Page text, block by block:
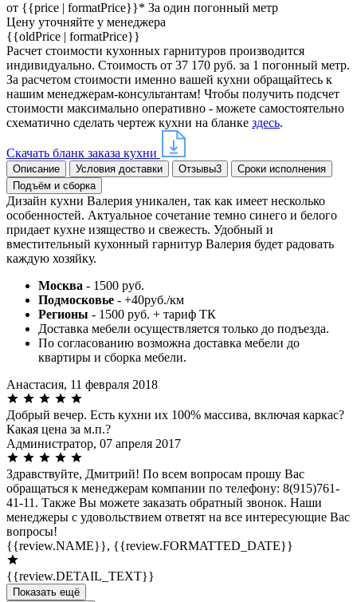
от {{price | formatPrice}}* За один погонный метр
Цену уточняйте у менеджера
{{oldPrice | formatPrice}}
Расчет стоимости кухонных гарнитуров производится
индивидуально. Стоимость от 37 170 руб. за 1 погонный метр.
За расчетом стоимости именно вашей кухни обращайтесь к
нашим менеджерам-консультантам! Чтобы получить подсчет
стоимости максимально оперативно - можете самостоятельно
схематично сделать чертеж кухни на бланке здесь.
Скачать бланк заказа кухни
Описание Условия доставки Отзывы3
Сроки исполнения
Подъём и сборка
Дизайн кухни Валерия уникален, так как имеет несколько
особенностей. Актуальное сочетание темно синего и белого
придает кухне изящество и свежесть. Удобный и
вместительный кухонный гарнитур Валерия будет радовать
каждую хозяйку.
Москва - 1500 руб.
Подмосковье - +40руб./км
Регионы - 1500 руб. + тариф ТК
Доставка мебели осуществляется только до подъезда.
По согласованию возможна доставка мебели до
квартиры и сборка мебели.
Анастасия, 11 февраля 2018
Добрый вечер. Есть кухни их 100% массива, включая каркас?
Какая цена за м.п.?
Администратор, 07 апреля 2017
Здравствуйте, Дмитрий! По всем вопросам прошу Вас
обращаться к менеджерам компании по телефону: 8(915)761-
41-11. Также Вы можете заказать обратный звонок. Наши
менеджеры с удовольствием ответят на все интересующие Вас
вопросы!
{{review.NAME}}, {{review.FORMATTED_DATE}}
{{review.DETAIL_TEXT}}
Показать ещё